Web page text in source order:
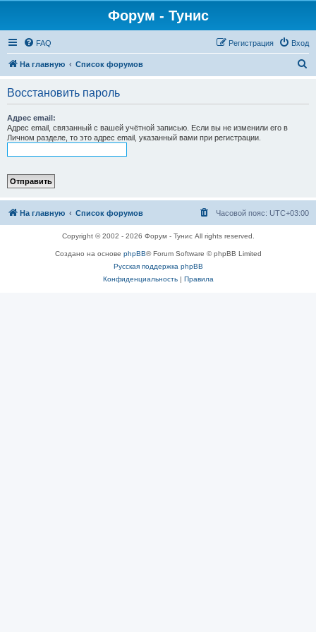
Форум - Тунис
FAQ Вход
Регистрация
На главную Список форумов
Восстановить пароль
Адрес email:
Адрес email, связанный с вашей учётной записью. Если вы не изменили его в
Личном разделе, то это адрес email, указанный вами при регистрации.
На главную Список форумов Часовой пояс: UTC+03:00
Copyright © 2002 - 2026 Форум - Тунис All rights reserved.
Создано на основе phpBB® Forum Software © phpBB Limited
Русская поддержка phpBB
Конфиденциальность| Правила